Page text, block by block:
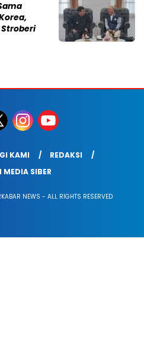
KAMI
REDAKSI
MEDIA SIBER
NEWS - ALL RIGHTS RESERVED